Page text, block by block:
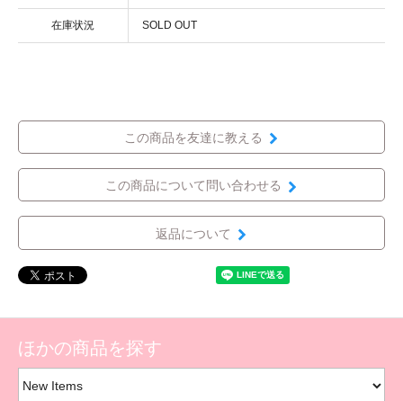
在庫状況 SOLD OUT
この商品を友達に教える
この商品について問い合わせる
返品について
ほかの商品を探す